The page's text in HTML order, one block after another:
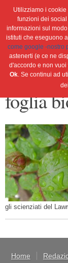
Home
Green
Blog
Viaggi
foglia
gli scienziati del
Home
Utilizziamo i
funzioni dei
informazioni sul
istituti che eseguono
come google -nostro
astenerti (e ce ne
d'accordo e non
Ok. Se continui ad